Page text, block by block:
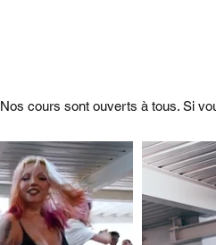
Nos cours sont ouverts à tous. Si